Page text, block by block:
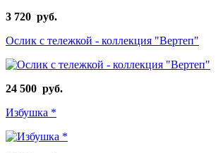
3 720 руб.
Ослик с тележкой - коллекция "Вертеп"
24 500 руб.
Избушка *